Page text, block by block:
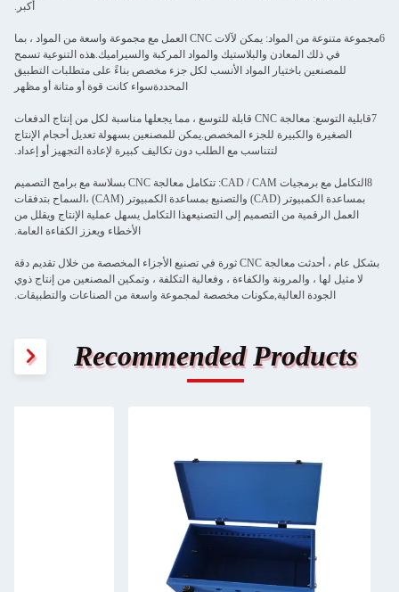
أكبر.
6مجموعة متنوعة من المواد: يمكن لآلات CNC العمل مع مجموعة واسعة من المواد ، بما
في ذلك المعادن والبلاستيك والمواد المركبة والسيراميك.هذه التنوعية تسمح
للمصنعين باختيار المواد الأنسب لكل جزء مخصص بناءً على متطلبات التطبيق
المحددةسواء كانت قوة أو متانة أو مظهر
7قابلية التوسع: معالجة CNC قابلة للتوسع ، مما يجعلها مناسبة لكل من إنتاج الدفعات
الصغيرة والكبيرة للجزء المخصص.يمكن للمصنعين بسهولة تعديل أحجام الإنتاج
لتتناسب مع الطلب دون تكاليف كبيرة لإعادة التجهيز أو إعداد.
8التكامل مع برمجيات CAD / CAM: تتكامل معالجة CNC بسلاسة مع برامج التصميم
بمساعدة الكمبيوتر (CAD) والتصنيع بمساعدة الكمبيوتر (CAM) ،السماح بتدفقات
العمل الرقمية من التصميم إلى التصنيعهذا التكامل يسهل عملية الإنتاج ويقلل من
الأخطاء ويعزز الكفاءة العامة.
بشكل عام ، أحدثت معالجة CNC ثورة في تصنيع الأجزاء المخصصة من خلال تقديم دقة
لا مثيل لها ، والمرونة والكفاءة ، وفعالية التكلفة ، وتمكين المصنعين من إنتاج ذوي
الجودة العالية,مكونات مخصصة لمجموعة واسعة من الصناعات والتطبيقات.
Recommended Products